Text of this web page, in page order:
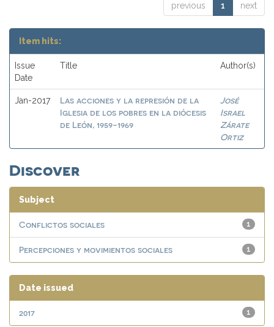
previous 1 next
Item hits:
Issue
Date
Title Author(s)
Jan-2017
Las acciones y la represión de la
Iglesia de los pobres en la diócesis
de León, 1959-1969
José
Israel
Zárate
Ortiz
Discover
Subject
1
Conflictos sociales
1
Percepciones y movimientos sociales
Date issued
1
2017